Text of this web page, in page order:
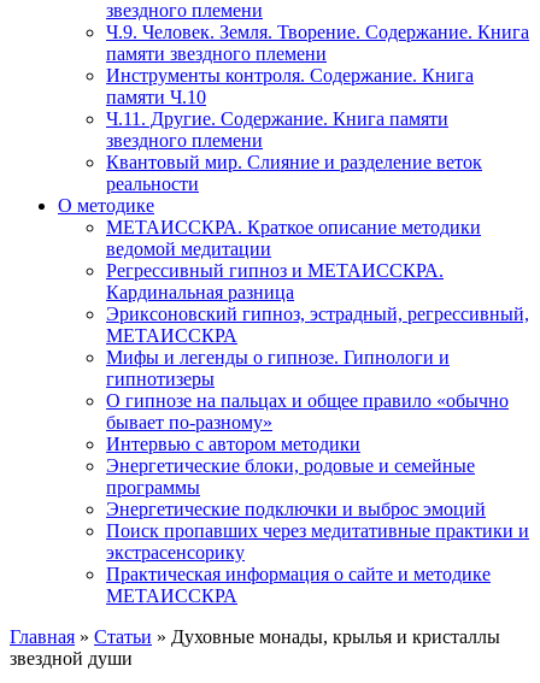
звездного племени
Ч.9. Человек. Земля. Творение. Содержание. Книга
памяти звездного племени
Инструменты контроля. Содержание. Книга
памяти Ч.10
Ч.11. Другие. Содержание. Книга памяти
звездного племени
Квантовый мир. Слияние и разделение веток
реальности
О методике
МЕТАИССКРА. Краткое описание методики
ведомой медитации
Регрессивный гипноз и МЕТАИССКРА.
Кардинальная разница
Эриксоновский гипноз, эстрадный, регрессивный,
МЕТАИССКРА
Мифы и легенды о гипнозе. Гипнологи и
гипнотизеры
О гипнозе на пальцах и общее правило «обычно
бывает по-разному»
Интервью с автором методики
Энергетические блоки, родовые и семейные
программы
Энергетические подключки и выброс эмоций
Поиск пропавших через медитативные практики и
экстрасенсорику
Практическая информация о сайте и методике
МЕТАИССКРА
Главная » Статьи » Духовные монады, крылья и кристаллы
звездной души